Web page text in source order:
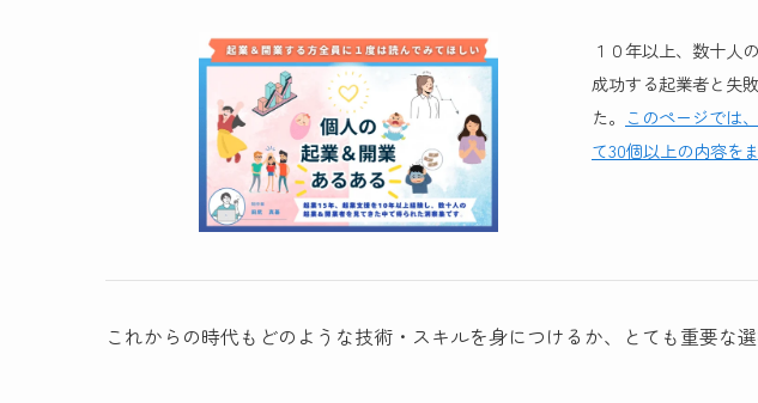
１０年以上、数十人
成功する起業者と失
た。 このページでは
て30個以上の内容を
これからの時代もどのような技術・スキルを身につけるか、とても重要な選